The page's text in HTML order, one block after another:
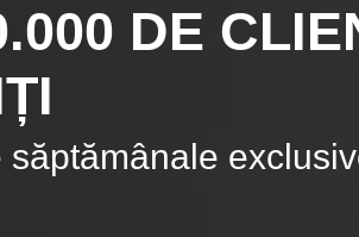
DE
săptămânale